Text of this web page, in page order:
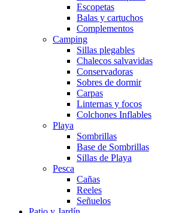
Escopetas
Balas y cartuchos
Complementos
Camping
Sillas plegables
Chalecos salvavidas
Conservadoras
Sobres de dormir
Carpas
Linternas y focos
Colchones Inflables
Playa
Sombrillas
Base de Sombrillas
Sillas de Playa
Pesca
Cañas
Reeles
Señuelos